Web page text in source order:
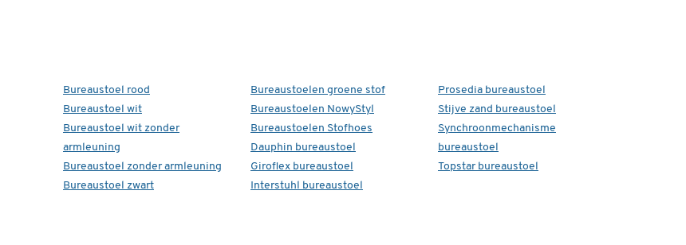
Bureaustoel rood
Bureaustoel wit
Bureaustoel wit zonder
armleuning
Bureaustoel zonder armleuning
Bureaustoel zwart
Bureaustoelen groene stof
Bureaustoelen NowyStyl
Bureaustoelen Stofhoes
Dauphin bureaustoel
Giroflex bureaustoel
Interstuhl bureaustoel
Prosedia bureaustoel
Stijve zand bureaustoel
Synchroonmechanisme
bureaustoel
Topstar bureaustoel